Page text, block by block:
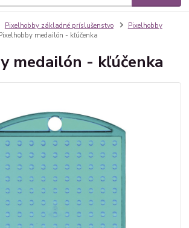
Pixelhobby základné príslušenstvo
Pixelhobby
medailón - kľúčenka
medailón - kľúčenka